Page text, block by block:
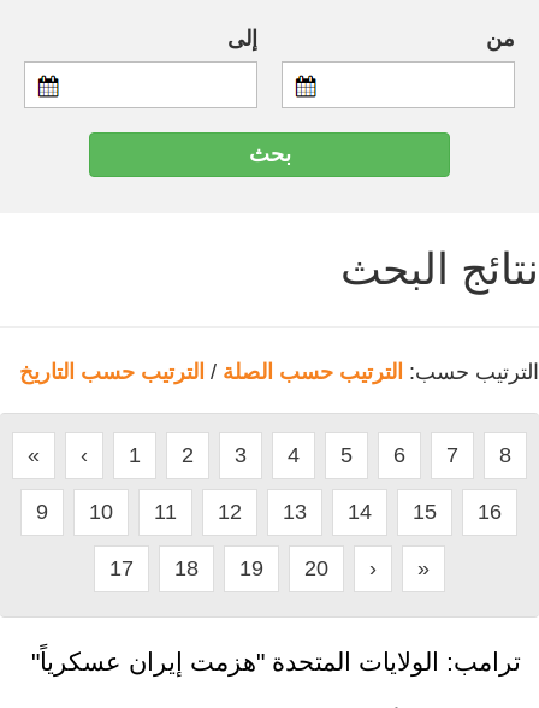
من إلى
نتائج البحث
الترتيب حسب: الترتيب حسب الصلة / الترتيب حسب التاريخ
« ‹ 1 2 3 4 5 6 7 8
9 10 11 12 13 14 15 16
17 18 19 20 › »
ترامب: الولايات المتحدة "هزمت إيران عسكرياً"